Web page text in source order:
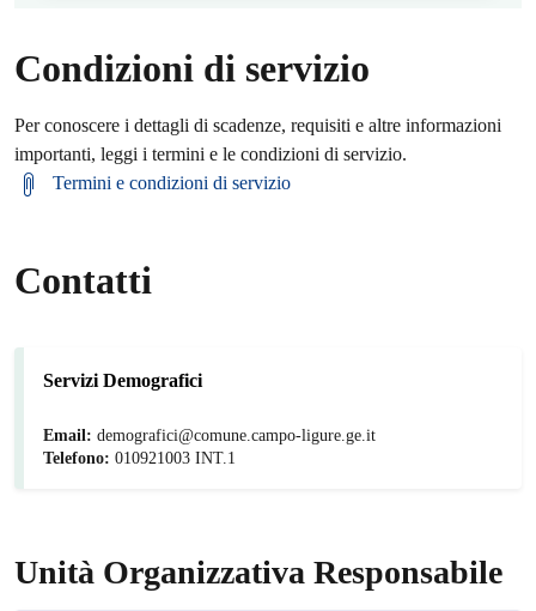
Condizioni di servizio
Per conoscere i dettagli di scadenze, requisiti e altre informazioni
importanti, leggi i termini e le condizioni di servizio.
Termini e condizioni di servizio
Contatti
Servizi Demografici
Email: demografici@comune.campo-ligure.ge.it
Telefono: 010921003 INT.1
Unità Organizzativa Responsabile